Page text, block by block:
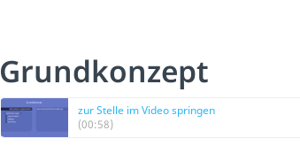
Grundkonzept
zur Stelle im Video springen
(00:58)